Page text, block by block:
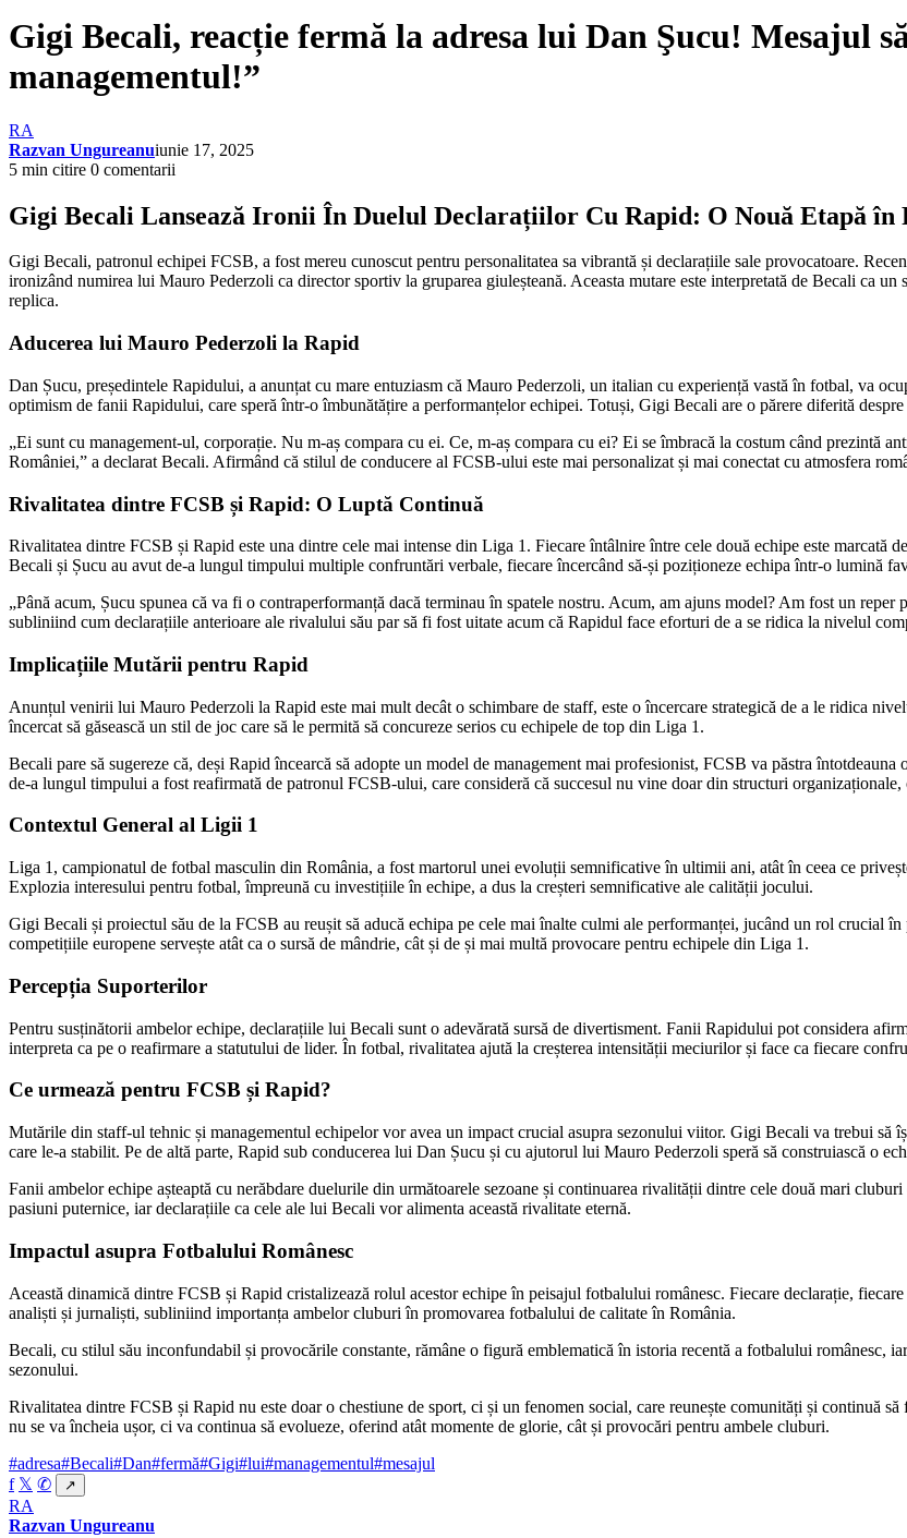
Gigi Becali, reacție fermă la adresa lui Dan Şucu! Mesajul
managementul!”
RA
Razvan Ungureanuiunie 17, 2025
5 min citire 0 comentarii
Gigi Becali Lansează Ironii În Duelul Declarațiilor Cu Rapid: O Nouă Etapă în
Gigi Becali, patronul echipei FCSB, a fost mereu cunoscut pentru personalitatea sa vibrantă și declarațiile sale provocatoare.
ironizând numirea lui Mauro Pederzoli ca director sportiv la gruparea giuleșteană. Aceasta mutare este interpretată de Becali ca
replica.
Aducerea lui Mauro Pederzoli la Rapid
Dan Șucu, președintele Rapidului, a anunțat cu mare entuziasm că Mauro Pederzoli, un italian cu experiență vastă în fotbal, va
optimism de fanii Rapidului, care speră într-o îmbunătățire a performanțelor echipei. Totuși, Gigi Becali are o părere diferită despre
„Ei sunt cu management-ul, corporație. Nu m-aș compara cu ei. Ce, m-aș compara cu ei? Ei se îmbracă la costum când prezintă
României,” a declarat Becali. Afirmând că stilul de conducere al FCSB-ului este mai personalizat și mai conectat cu atmosfera
Rivalitatea dintre FCSB și Rapid: O Luptă Continuă
Rivalitatea dintre FCSB și Rapid este una dintre cele mai intense din Liga 1. Fiecare întâlnire între cele două echipe este marcată
Becali și Șucu au avut de-a lungul timpului multiple confruntări verbale, fiecare încercând să-și poziționeze echipa într-o lumină
„Până acum, Șucu spunea că va fi o contraperformanță dacă terminau în spatele nostru. Acum, am ajuns model? Am fost un
subliniind cum declarațiile anterioare ale rivalului său par să fi fost uitate acum că Rapidul face eforturi de a se ridica la nivelul
Implicațiile Mutării pentru Rapid
Anunțul venirii lui Mauro Pederzoli la Rapid este mai mult decât o schimbare de staff, este o încercare strategică de a le ridica
încercat să găsească un stil de joc care să le permită să concureze serios cu echipele de top din Liga 1.
Becali pare să sugereze că, deși Rapid încearcă să adopte un model de management mai profesionist, FCSB va păstra
de-a lungul timpului a fost reafirmată de patronul FCSB-ului, care consideră că succesul nu vine doar din structuri
Contextul General al Ligii 1
Liga 1, campionatul de fotbal masculin din România, a fost martorul unei evoluții semnificative în ultimii ani, atât în ceea ce
Explozia interesului pentru fotbal, împreună cu investițiile în echipe, a dus la creșteri semnificative ale calității jocului.
Gigi Becali și proiectul său de la FCSB au reușit să aducă echipa pe cele mai înalte culmi ale performanței, jucând un rol crucial
competițiile europene servește atât ca o sursă de mândrie, cât și de și mai multă provocare pentru echipele din Liga 1.
Percepția Suporterilor
Pentru susținătorii ambelor echipe, declarațiile lui Becali sunt o adevărată sursă de divertisment. Fanii Rapidului pot considera
interpreta ca pe o reafirmare a statutului de lider. În fotbal, rivalitatea ajută la creșterea intensității meciurilor și face ca fiecare
Ce urmează pentru FCSB și Rapid?
Mutările din staff-ul tehnic și managementul echipelor vor avea un impact crucial asupra sezonului viitor. Gigi Becali va trebui să
care le-a stabilit. Pe de altă parte, Rapid sub conducerea lui Dan Șucu și cu ajutorul lui Mauro Pederzoli speră să construiască o
Fanii ambelor echipe așteaptă cu nerăbdare duelurile din următoarele sezoane și continuarea rivalității dintre cele două mari
pasiuni puternice, iar declarațiile ca cele ale lui Becali vor alimenta această rivalitate eternă.
Impactul asupra Fotbalului Românesc
Această dinamică dintre FCSB și Rapid cristalizează rolul acestor echipe în peisajul fotbalului românesc. Fiecare declarație,
analiști și jurnaliști, subliniind importanța ambelor cluburi în promovarea fotbalului de calitate în România.
Becali, cu stilul său inconfundabil și provocările constante, rămâne o figură emblematică în istoria recentă a fotbalului românesc,
sezonului.
Rivalitatea dintre FCSB și Rapid nu este doar o chestiune de sport, ci și un fenomen social, care reunește comunități și continuă
nu se va încheia ușor, ci va continua să evolueze, oferind atât momente de glorie, cât și provocări pentru ambele cluburi.
#adresa#Becali#Dan#fermă#Gigi#lui#managementul#mesajul
f 𝕏 ✆ ↗
RA
Razvan Ungureanu